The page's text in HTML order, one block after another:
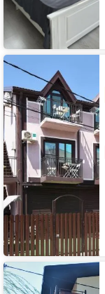
Гостевой
дом
Сюзанна
Гостевой
дом